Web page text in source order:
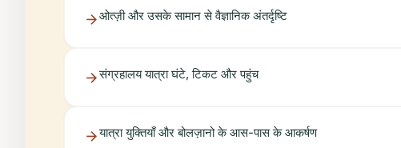
ओत्ज़ी और उसके सामान से वैज्ञानिक अंतर्दृष्टि
संग्रहालय यात्रा घंटे, टिकट और पहुंच
यात्रा युक्तियाँ और बोलज़ानो के आस-पास के आकर्षण